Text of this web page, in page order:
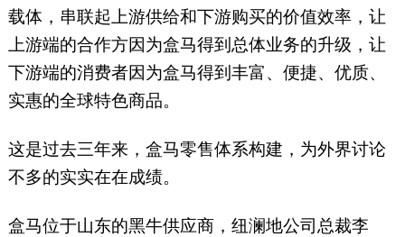
载体，串联起上游供给和下游购买的价值效率，让
上游端的合作方因为盒马得到总体业务的升级，让
下游端的消费者因为盒马得到丰富、便捷、优质、
实惠的全球特色商品。
这是过去三年来，盒马零售体系构建，为外界讨论
不多的实实在在成绩。
盒马位于山东的黑牛供应商，纽澜地公司总裁李